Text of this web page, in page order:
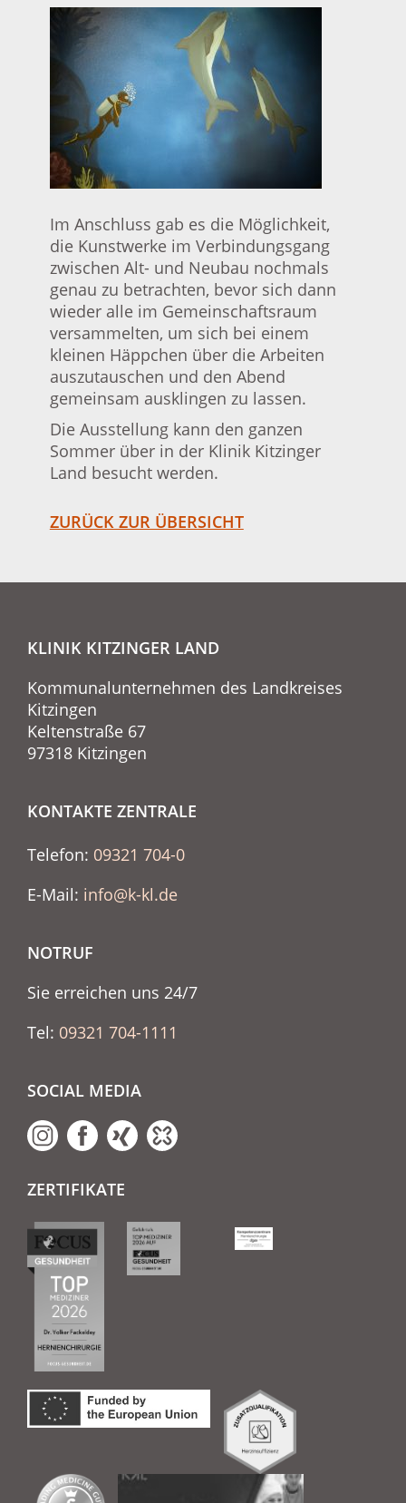
Im Anschluss gab es die Möglichkeit,
die Kunstwerke im Verbindungsgang
zwischen Alt- und Neubau nochmals
genau zu betrachten, bevor sich dann
wieder alle im Gemeinschaftsraum
versammelten, um sich bei einem
kleinen Häppchen über die Arbeiten
auszutauschen und den Abend
gemeinsam ausklingen zu lassen.
Die Ausstellung kann den ganzen
Sommer über in der Klinik Kitzinger
Land besucht werden.
ZURÜCK ZUR ÜBERSICHT
KLINIK KITZINGER LAND
Kommunalunternehmen des Landkreises
Kitzingen
Keltenstraße 67
97318 Kitzingen
KONTAKTE ZENTRALE
Telefon: 09321 704-0
E-Mail: info@k-kl.de
NOTRUF
Sie erreichen uns 24/7
Tel: 09321 704-1111
SOCIAL MEDIA
ZERTIFIKATE